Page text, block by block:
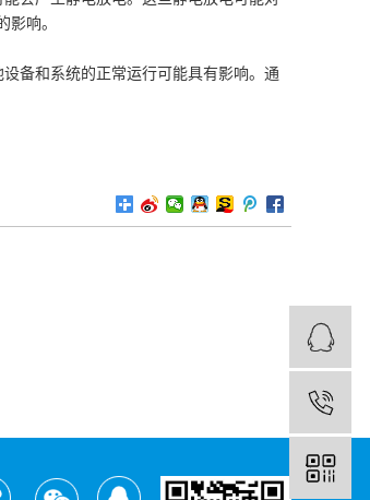
响。
备和系统的正常运行可能具有影响。通